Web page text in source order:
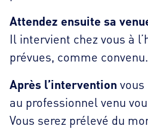
Attendez ensuite sa
Il intervient chez vous à
prévues, comme convenu.
Après l’interventionvous
au professionnel venu
Vous serez prélevé du